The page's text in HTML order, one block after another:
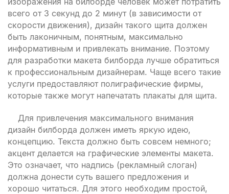
всего от 3 секунд до 2 минут (в зависимости от
скорости движения), дизайн такого щита должен
быть лаконичным, понятным, максимально
информативным и привлекать внимание. Поэтому
для разработки макета билборда лучше обратиться
к профессиональным дизайнерам. Чаще всего такие
услуги предоставляют полиграфические фирмы,
которые также могут напечатать плакаты для щита.
Для привлечения максимального внимания
дизайн билборда должен иметь яркую идею,
концепцию. Текста должно быть совсем немного;
акцент делается на графические элементы макета.
Это означает, что надпись (рекламный слоган)
должна донести суть вашего предложения и
хорошо читаться. Для этого необходим простой,